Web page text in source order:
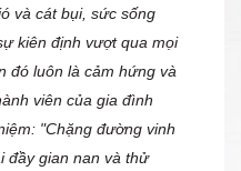
và cát bụi, sức sống
kiên định vượt qua mọi
đó luôn là cảm hứng và
viên của gia đình
"Chặng đường vinh
đầy gian nan và thử